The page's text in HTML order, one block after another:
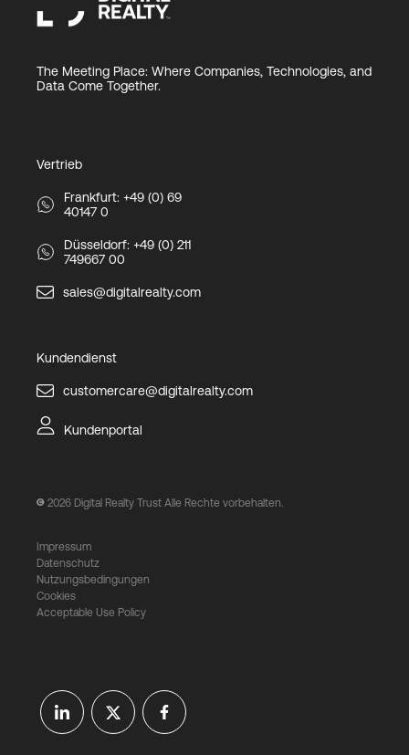
The Meeting Place: Where Companies, Technologies, and
Data Come Together.
Vertrieb
Frankfurt: +49 (0) 69
40147 0
Düsseldorf: +49 (0) 211
749667 00
sales@digitalrealty.com
Kundendienst
customercare@digitalrealty.com
Kundenportal
2026 Digital Realty Trust Alle Rechte vorbehalten.
Impressum
Datenschutz
Nutzungsbedingungen
Cookies
Acceptable Use Policy